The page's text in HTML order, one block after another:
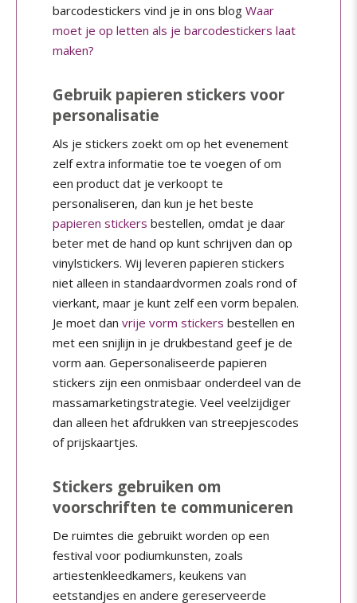
barcodestickers vind je in ons blog Waar
moet je op letten als je barcodestickers laat
maken?
Gebruik papieren stickers voor
personalisatie
Als je stickers zoekt om op het evenement
zelf extra informatie toe te voegen of om
een product dat je verkoopt te
personaliseren, dan kun je het beste
papieren stickers bestellen, omdat je daar
beter met de hand op kunt schrijven dan op
vinylstickers. Wij leveren papieren stickers
niet alleen in standaardvormen zoals rond of
vierkant, maar je kunt zelf een vorm bepalen.
Je moet dan vrije vorm stickers bestellen en
met een snijlijn in je drukbestand geef je de
vorm aan. Gepersonaliseerde papieren
stickers zijn een onmisbaar onderdeel van de
massamarketingstrategie. Veel veelzijdiger
dan alleen het afdrukken van streepjescodes
of prijskaartjes.
Stickers gebruiken om
voorschriften te communiceren
De ruimtes die gebruikt worden op een
festival voor podiumkunsten, zoals
artiestenkleedkamers, keukens van
eetstandjes en andere gereserveerde